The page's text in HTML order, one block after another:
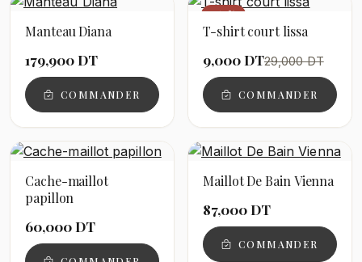
Manteau Diana
179,900 DT
COMMANDER
−69%
T-shirt court lissa
9,000 DT29,000 DT
COMMANDER
Cache-maillot
papillon
60,000 DT
Maillot De Bain Vienna
87,000 DT
COMMANDER